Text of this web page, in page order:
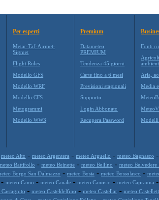
Per esperti
Metar-Taf-Airmet-
Sigmet
Flight Rules
Modello GFS
Modello WRF
Modello CFS
Metogrammi
Modello WW3
Premium
Datameteo
PREMIUM
Tendenza 45 giorni
Carte fino a 6 mesi
Previsioni stagionali
Supporto
Login Abbonato
Recupera Password
Fonti
Aria,
Media
Modelli
meteo Alto - meteo Argentera - meteo Arguello - meteo Bagnasco -
Battifollo - meteo Beinette - meteo Bellino - meteo Belvedere
Borgo San Dalmazzo - meteo Bosia - meteo Bossolasco -
- meteo Camo - meteo Canale - meteo Canosio - meteo Caprauna -
Castagnito - meteo Casteldelfino - meteo Castellar - meteo